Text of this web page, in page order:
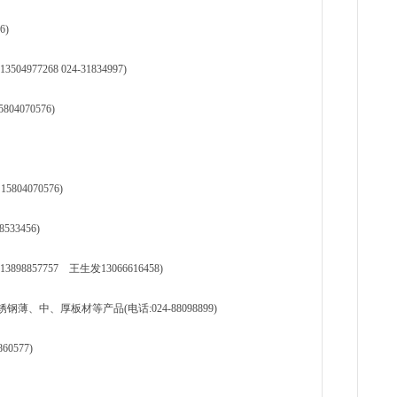
024-31834997)
王生发13066616458)
薄、中、厚板材等产品(电话:024-88098899)